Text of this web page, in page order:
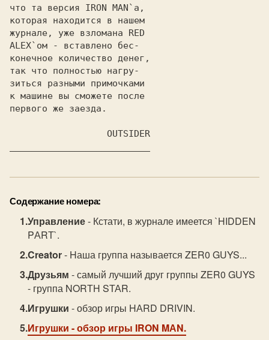
что та версия IRON MAN`а,
которая находится в нашем
журнале, уже взломана RED
ALEX`ом - вставлено бес-
конечное количество денег,
так что полностью нагру-
зиться разными примочками
к машине вы сможете после
первого же заезда.
Содержание номера:
Управление- Кстати, в журнале имеется `HIDDEN
PАRТ`.
Creator- Hаша группа называется ZER0 GUYS...
Друзьям - самый лучший друг группы ZER0 GUYS
- группа NORТH SТАR.
Игрушки - обзор игры HАRD DRIVIN.
Игрушки - обзор игры IRON MАN.